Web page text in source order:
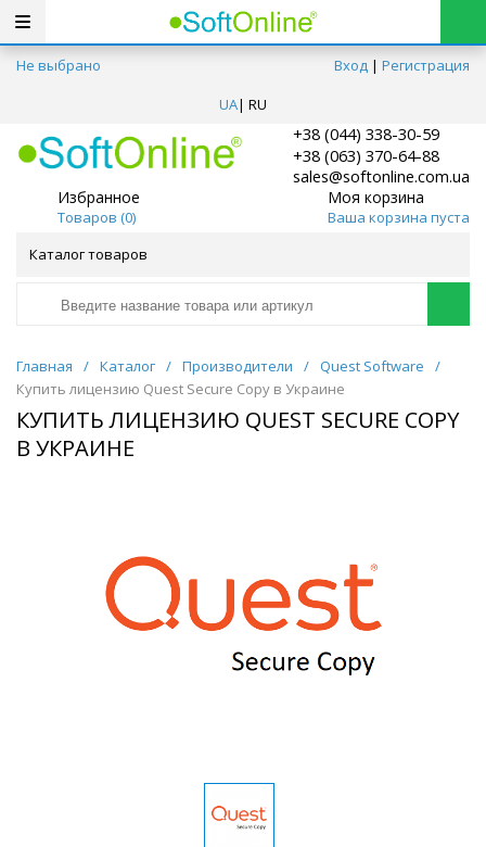
Не выбрано Вход | Регистрация
UA| RU
+38 (044) 338-30-59
+38 (063) 370-64-88
sales@softonline.com.ua
Избранное
Товаров (0)
Моя корзина
Ваша корзина пуста
Каталог товаров
Главная / Каталог / Производители / Quest Software
/
Купить лицензию Quest Secure Copy в Украине
КУПИТЬ ЛИЦЕНЗИЮ QUEST SECURE COPY
В УКРАИНЕ